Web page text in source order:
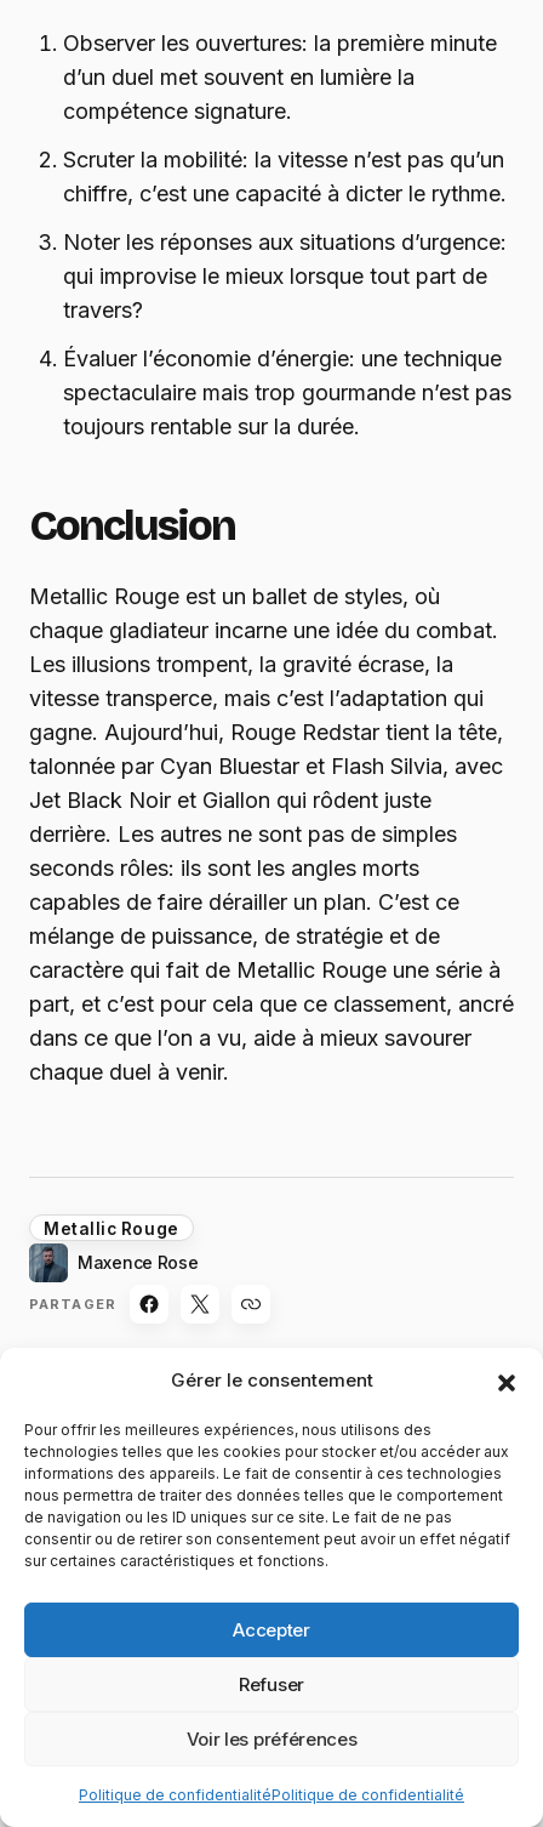
Gérer le consentement
Pour offrir les meilleures expériences, nous utilisons des
technologies telles que les cookies pour stocker et/ou accéder aux
informations des appareils. Le fait de consentir à ces technologies
nous permettra de traiter des données telles que le comportement
de navigation ou les ID uniques sur ce site. Le fait de ne pas
consentir ou de retirer son consentement peut avoir un effet négatif
sur certaines caractéristiques et fonctions.
Accepter
Refuser
Voir les préférences
Politique de confidentialitéPolitique de confidentialité
Observer les ouvertures: la première minute
d’un duel met souvent en lumière la
compétence signature.
Scruter la mobilité: la vitesse n’est pas qu’un
chiffre, c’est une capacité à dicter le rythme.
Noter les réponses aux situations d’urgence:
qui improvise le mieux lorsque tout part de
travers?
Évaluer l’économie d’énergie: une technique
spectaculaire mais trop gourmande n’est pas
toujours rentable sur la durée.
Conclusion
Metallic Rouge est un ballet de styles, où
chaque gladiateur incarne une idée du combat.
Les illusions trompent, la gravité écrase, la
vitesse transperce, mais c’est l’adaptation qui
gagne. Aujourd’hui, Rouge Redstar tient la tête,
talonnée par Cyan Bluestar et Flash Silvia, avec
Jet Black Noir et Giallon qui rôdent juste
derrière. Les autres ne sont pas de simples
seconds rôles: ils sont les angles morts
capables de faire dérailler un plan. C’est ce
mélange de puissance, de stratégie et de
caractère qui fait de Metallic Rouge une série à
part, et c’est pour cela que ce classement, ancré
dans ce que l’on a vu, aide à mieux savourer
chaque duel à venir.
Metallic Rouge
Maxence Rose
PARTAGER
Undead Unluck : Victor, origines, pouvoirs et
rôle réel dans la série
groupes et factions de la série